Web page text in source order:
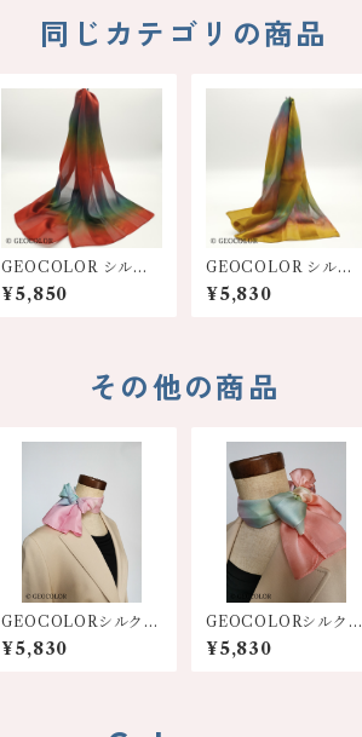
同じカテゴリの商品
GEOCOLOR シルク
ミニスカーフ100S
【レンガ系】
¥5,850
GEOCOLOR シルク
ミニスカーフ100S
【金茶系】
¥5,830
その他の商品
GEOCOLORシルクミ
ニスカーフ【ピンク系
グラデーション】
¥5,830
GEOCOLORシルクミ
ニスカーフ【オレンジ
系】
¥5,830